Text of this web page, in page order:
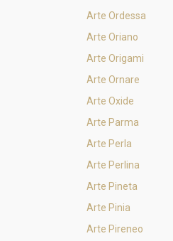
Arte Ordessa
Arte Oriano
Arte Origami
Arte Ornare
Arte Oxide
Arte Parma
Arte Perla
Arte Perlina
Arte Pineta
Arte Pinia
Arte Pireneo